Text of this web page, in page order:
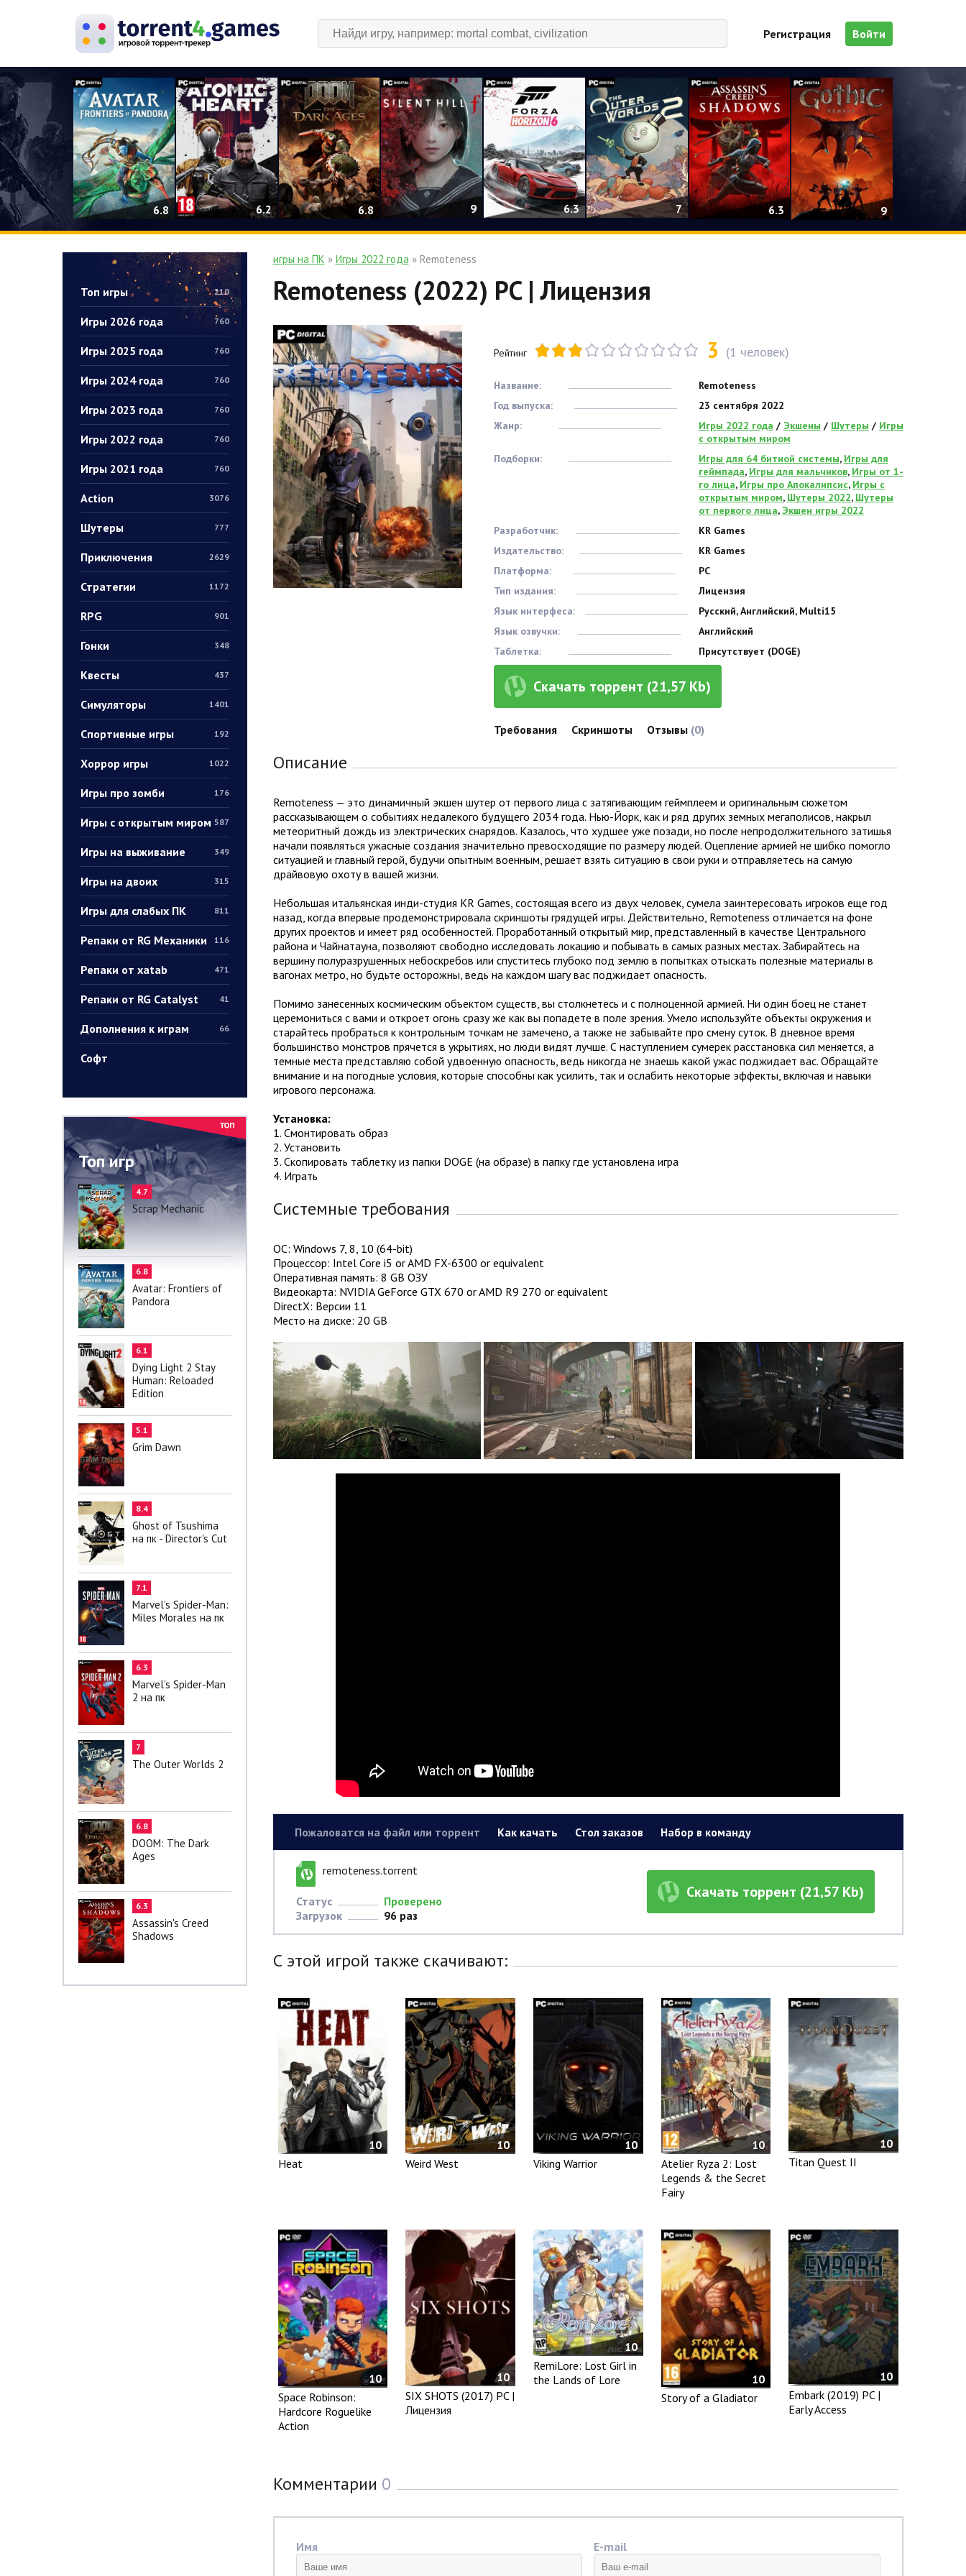
Регистрация Войти
6.8 6.2 6.8 9 6.3 7 6.3 9
Топ игры 210
Игры 2026 года 760
Игры 2025 года 760
Игры 2024 года 760
Игры 2023 года 760
Игры 2022 года 760
Игры 2021 года 760
Action 3076
Шутеры 777
Приключения 2629
Стратегии 1172
RPG 901
Гонки 348
Квесты 437
Симуляторы 1401
Спортивные игры 192
Хоррор игры 1022
Игры про зомби 176
Игры с открытым миром 587
Игры на выживание 349
Игры на двоих 315
Игры для слабых ПК 811
Репаки от RG Механики 116
Репаки от xatab 471
Репаки от RG Catalyst 41
Дополнения к играм 66
Софт
Топ игр
4.7
Scrap Mechanic
6.8
Avatar: Frontiers of
Pandora
6.1
Dying Light 2 Stay
Human: Reloaded
Edition
5.1
Grim Dawn
8.4
Ghost of Tsushima
на пк - Director's Cut
7.1
Marvel’s Spider-Man:
Miles Morales на пк
6.3
Marvel’s Spider-Man
2 на пк
7
The Outer Worlds 2
6.8
DOOM: The Dark
Ages
6.3
Assassin's Creed
Shadows
игры на ПК » Игры 2022 года» Remoteness
Remoteness (2022) PC | Лицензия
Рейтинг 3 (1 человек)
Название:
Remoteness
Год выпуска:
23 сентября 2022
Жанр:
Игры 2022 года / Экшены / Шутеры / Игры
с открытым миром
Подборки:
Игры для 64 битной системы, Игры для
геймпада, Игры для мальчиков, Игры от 1-
го лица, Игры про Апокалипсис, Игры с
открытым миром, Шутеры 2022, Шутеры
от первого лица,Экшен игры 2022
Разработчик:
KR Games
Издательство:
KR Games
Платформа:
PC
Тип издания:
Лицензия
Язык интерфеса:
Русский, Английский, Multi15
Язык озвучки:
Английский
Таблетка:
Присутствует (DOGE)
Скачать торрент (21,57 Kb)
Требования Скриншоты Отзывы (0)
Описание
Remoteness — это динамичный экшен шутер от первого лица с затягивающим геймплеем и оригинальным сюжетом
рассказывающем о событиях недалекого будущего 2034 года. Нью-Йорк, как и ряд других земных мегаполисов, накрыл
метеоритный дождь из электрических снарядов. Казалось, что худшее уже позади, но после непродолжительного затишья
начали появляться ужасные создания значительно превосходящие по размеру людей. Оцепление армией не шибко помогло
ситуацией и главный герой, будучи опытным военным, решает взять ситуацию в свои руки и отправляетесь на самую
драйвовую охоту в вашей жизни.
Небольшая итальянская инди-студия KR Games, состоящая всего из двух человек, сумела заинтересовать игроков еще год
назад, когда впервые продемонстрировала скриншоты грядущей игры. Действительно, Remoteness отличается на фоне
других проектов и имеет ряд особенностей. Проработанный открытый мир, представленный в качестве Центрального
района и Чайнатауна, позволяют свободно исследовать локацию и побывать в самых разных местах. Забирайтесь на
вершину полуразрушенных небоскребов или спуститесь глубоко под землю в попытках отыскать полезные материалы в
вагонах метро, но будьте осторожны, ведь на каждом шагу вас поджидает опасность.
Помимо занесенных космическим объектом существ, вы столкнетесь и с полноценной армией. Ни один боец не станет
церемониться с вами и откроет огонь сразу же как вы попадете в поле зрения. Умело используйте объекты окружения и
старайтесь пробраться к контрольным точкам не замечено, а также не забывайте про смену суток. В дневное время
большинство монстров прячется в укрытиях, но люди видят лучше. С наступлением сумерек расстановка сил меняется, а
темные места представляю собой удвоенную опасность, ведь никогда не знаешь какой ужас поджидает вас. Обращайте
внимание и на погодные условия, которые способны как усилить, так и ослабить некоторые эффекты, включая и навыки
игрового персонажа.
Установка:
1. Смонтировать образ
2. Установить
3. Скопировать таблетку из папки DOGE (на образе) в папку где установлена игра
4. Играть
Системные требования
ОС: Windows 7, 8, 10 (64-bit)
Процессор: Intel Core i5 or AMD FX-6300 or equivalent
Оперативная память: 8 GB ОЗУ
Видеокарта: NVIDIA GeForce GTX 670 or AMD R9 270 or equivalent
DirectX: Версии 11
Место на диске: 20 GB
Пожаловатся на файл или торрент Как качать Стол заказов Набор в команду
remoteness.torrent
Статус
Проверено
Загрузок
96 раз
Скачать торрент (21,57 Kb)
С этой игрой также скачивают:
10
Heat
10
Weird West
10
Viking Warrior
10
Atelier Ryza 2: Lost
Legends & the Secret
Fairy
10
Titan Quest II
10
Space Robinson:
Hardcore Roguelike
Action
10
SIX SHOTS (2017) PC |
Лицензия
10
RemiLore: Lost Girl in
the Lands of Lore
10
Story of a Gladiator
10
Embark (2019) PC |
Early Access
Комментарии 0
Имя E-mail